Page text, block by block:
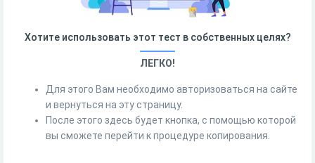
Хотите использовать этот тест в собственных целях?
ЛЕГКО!
Для этого Вам необходимо авторизоваться на сайте
и вернуться на эту страницу.
После этого здесь будет кнопка, с помощью которой
вы сможете перейти к процедуре копирования.